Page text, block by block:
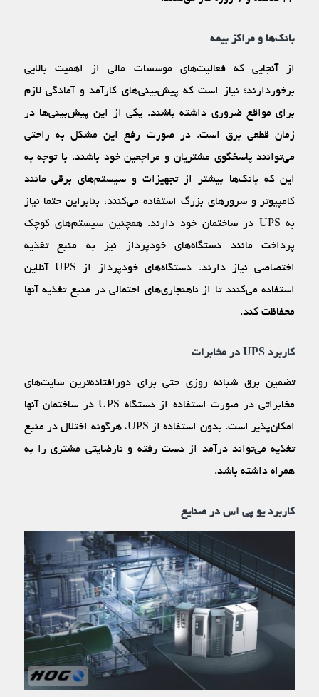
بانک‌ها و مراکز بیمه
از آنجایی که فعالیت‌‌های موسسات مالی از اهمیت بالایی
برخوردارند؛ نیاز است که پیش‌بینی‌‌های کارآمد و آمادگی لازم
برای مواقع ضروری داشته باشند. یکی از این پیش‌بینی‌ها در
زمان قطعی برق است. در صورت رفع این مشکل به راحتی
می‌توانند پاسخگوی مشتریان و مراجعین خود باشند. با توجه به
این که بانک‌ها بیشتر از تجهیزات و سیستم‌‌های برقی مانند
کامپیوتر و سرور‌های بزرگ استفاده می‌کنند، بنابراین حتما نیاز
به UPS در ساختمان خود دارند. همچنین سیستم‌های کوچک
پرداخت مانند دستگاه‌های خودپرداز نیز به منبع تغذیه
اختصاصی نیاز دارند. دستگاه‌های خودپرداز از UPS آنلاین
استفاده می‌کنند تا از ناهنجاری‌های احتمالی در منبع تغذیه آنها
محفاظت کند.
کاربرد UPS در مخابرات
تضمین برق شبانه روزی حتی برای دورافتاده‌ترین سایت‌‌های
مخابراتی در صورت استفاده از دستگاه UPS در ساختمان آنها
امکان‌پذیر است. بدون استفاده از UPS، هرگونه اختلال در منبع
تغذیه می‌تواند درآمد از دست رفته و نارضایتی مشتری را به
همراه داشته باشد.
کاربرد یو پی اس در صنایع